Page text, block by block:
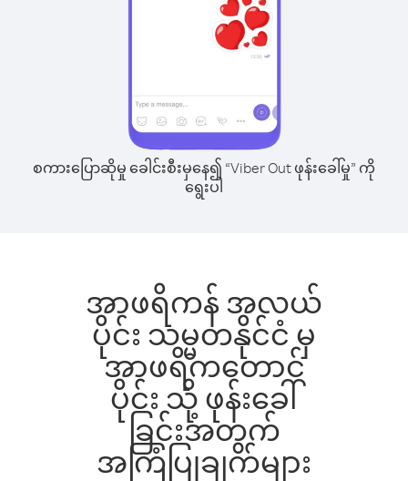
စကားပြောဆိုမှု ခေါင်းစီးမှနေ၍ “Viber Out ဖုန်းခေါ်မှု” ကို
ရွေးပါ
အာဖရိကန် အလယ်
ပိုင်း သမ္မတနိုင်ငံ မှ
အာဖရိကတောင်
ပိုင်း သို့ ဖုန်းခေါ်
ခြင်းအတွက်
အကြံပြုချက်များ